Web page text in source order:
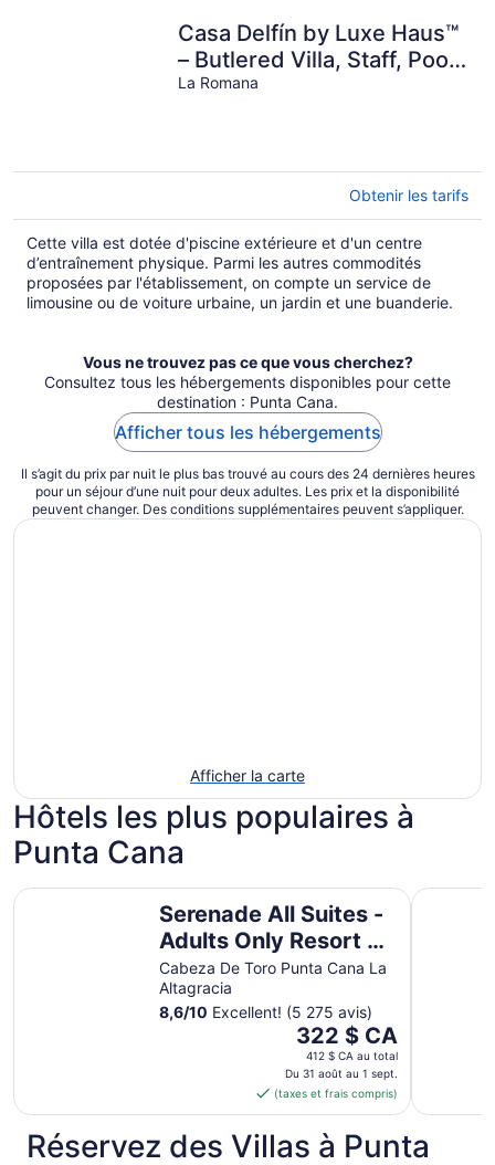
Casa Delfín by Luxe Haus™
– Butlered Villa, Staff, Pool,
Golf Carts
La Romana
Obtenir les tarifs
Cette villa est dotée d'piscine extérieure et d'un centre
d’entraînement physique. Parmi les autres commodités
proposées par l'établissement, on compte un service de
limousine ou de voiture urbaine, un jardin et une buanderie.
Vous ne trouvez pas ce que vous cherchez?
Consultez tous les hébergements disponibles pour cette
destination : Punta Cana.
Afficher tous les hébergements
Il s’agit du prix par nuit le plus bas trouvé au cours des 24 dernières heures
pour un séjour d’une nuit pour deux adultes. Les prix et la disponibilité
peuvent changer. Des conditions supplémentaires peuvent s’appliquer.
Afficher la carte
Hôtels les plus populaires à
Punta Cana
Serenade All Suites -
Adults Only Resort -
All inclusive
Cabeza De Toro Punta Cana La
Altagracia
8,6/10 Excellent! (5 275 avis)
Le
prix
est
de 322 $ CA
par
nuit
322 $ CA
412 $ CA au total
Du 31 août au 1 sept.
(taxes et frais compris)
Serenade All Suites - Adults Only Resort - All inclusive
Ocean
Réservez des Villas à Punta